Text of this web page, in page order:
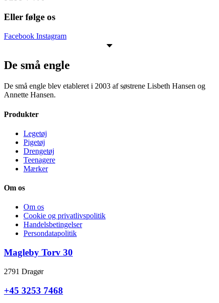
Eller følge os
Facebook Instagram
De små engle
De små engle blev etableret i 2003 af søstrene Lisbeth Hansen og
Annette Hansen.
Produkter
Legetøj
Pigetøj
Drengetøj
Teenagere
Mærker
Om os
Om os
Cookie og privatlivspolitik
Handelsbetingelser
Persondatapolitik
Magleby Torv 30
2791 Dragør
+45 3253 7468